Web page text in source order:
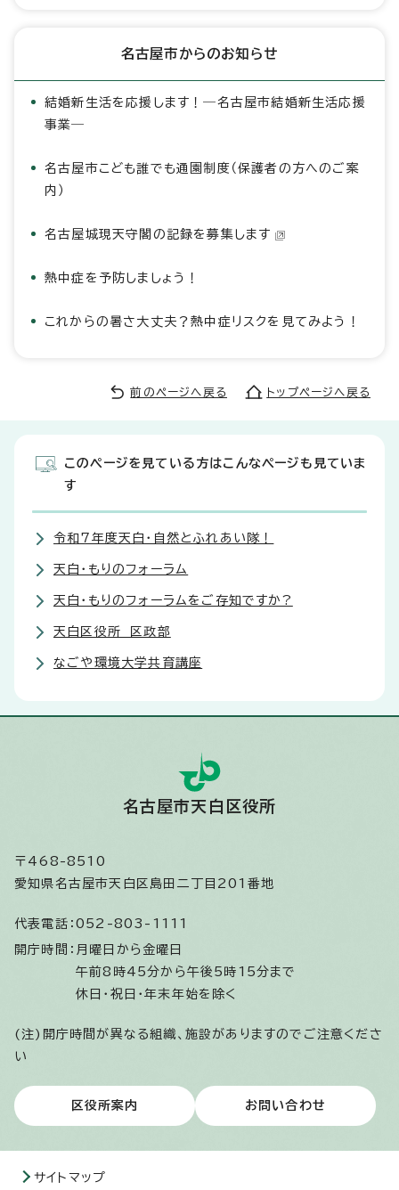
名古屋市からのお知らせ
結婚新生活を応援します！―名古屋市結婚新生活応援
事業―
名古屋市こども誰でも通園制度（保護者の方へのご案
内）
名古屋城現天守閣の記録を募集します
熱中症を予防しましょう！
これからの暑さ大丈夫？熱中症リスクを見てみよう！
前のページへ戻る トップページへ戻る
このページを見ている方はこんなページも見ていま
す
令和7年度天白・自然とふれあい隊！
天白・もりのフォーラム
天白・もりのフォーラムをご存知ですか?
天白区役所 区政部
なごや環境大学共育講座
名古屋市天白区役所
〒468-8510
愛知県名古屋市天白区島田二丁目201番地
代表電話： 052-803-1111
開庁時間： 月曜日から金曜日
午前8時45分から午後5時15分まで
休日・祝日・年末年始を除く
(注)開庁時間が異なる組織、施設がありますのでご注意くださ
い
区役所案内 お問い合わせ
サイトマップ